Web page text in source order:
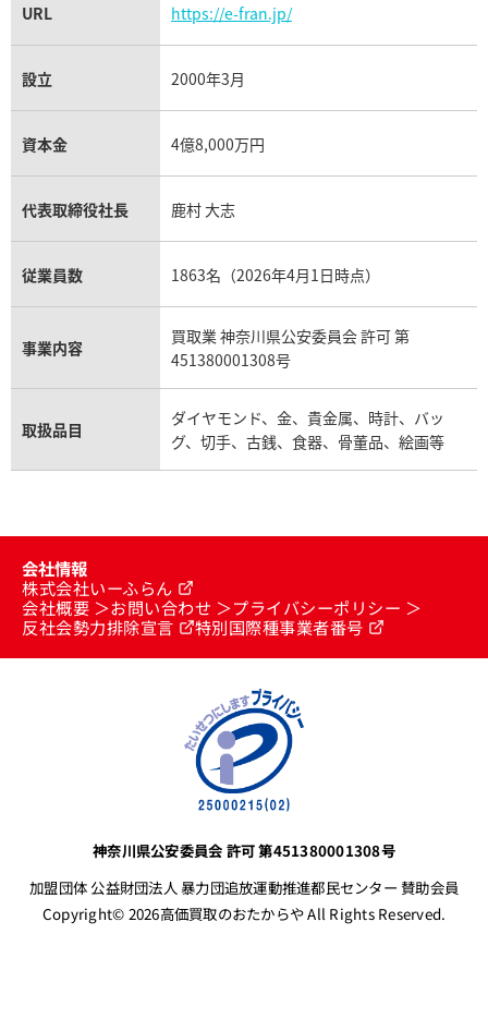
URL https://e-fran.jp/
設立 2000年3月
資本金 4億8,000万円
代表取締役社長 鹿村 大志
従業員数 1863名（2026年4月1日時点）
事業内容
買取業 神奈川県公安委員会 許可 第
451380001308号
取扱品目
ダイヤモンド、金、貴金属、時計、バッ
グ、切手、古銭、食器、骨董品、絵画等
会社情報
株式会社いーふらん
会社概要
お問い合わせ
プライバシーポリシー
反社会勢力排除宣言
特別国際種事業者番号
神奈川県公安委員会 許可 第451380001308号
加盟団体 公益財団法人 暴力団追放運動推進都民センター 賛助会員
Copyright© 2026高価買取のおたからや All Rights Reserved.